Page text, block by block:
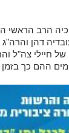
הרב הראשי
דהן והרה"
חיילי צה"ל
ההם כך